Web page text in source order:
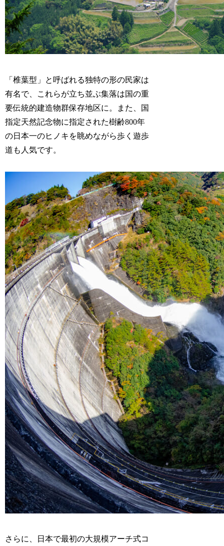
「椎葉型」と呼ばれる独特の形の民家は
有名で、これらが立ち並ぶ集落は国の重
要伝統的建造物群保存地区に。また、国
指定天然記念物に指定された樹齢800年
の日本一のヒノキを眺めながら歩く遊歩
道も人気です。
さらに、日本で最初の大規模アーチ式コ